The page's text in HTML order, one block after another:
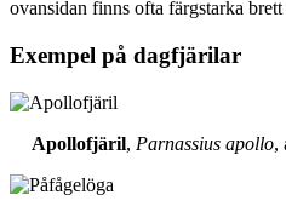
ovansidan finns ofta färgstarka
Exempel på dagfjärilar
Apollofjäril, Parnassius apollo,